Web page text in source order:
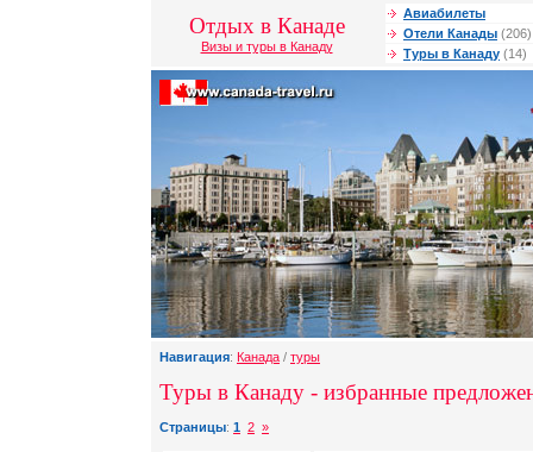
Отдых в Канаде
Визы и туры в Канаду
Авиабилеты
Отели Канады (206)
Туры в Канаду (14)
Навигация: Канада / туры
Туры в Канаду - избранные
Страницы: 1 2 »